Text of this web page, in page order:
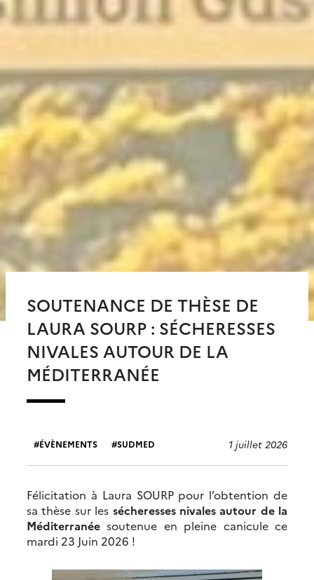
SOUTENANCE DE THÈSE DE
LAURA SOURP : SÉCHERESSES
NIVALES AUTOUR DE LA
MÉDITERRANÉE
ÉVÈNEMENTS SUDMED 1 juillet 2026
Félicitation à Laura SOURP pour l’obtention de
sa thèse sur les sécheresses nivales autour de la
Méditerranée soutenue en pleine canicule ce
mardi 23 Juin 2026 !